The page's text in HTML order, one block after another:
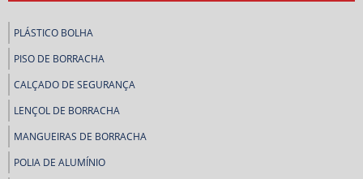
PLÁSTICO BOLHA
PISO DE BORRACHA
CALÇADO DE SEGURANÇA
LENÇOL DE BORRACHA
MANGUEIRAS DE BORRACHA
POLIA DE ALUMÍNIO